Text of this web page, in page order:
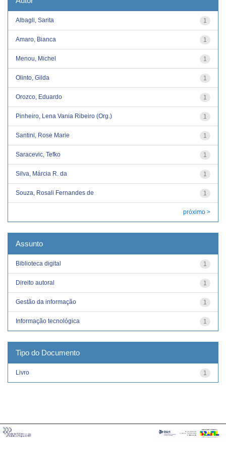
1
Albagli, Sarita
1
Amaro, Bianca
1
Menou, Michel
1
Olinto, Gilda
1
Orozco, Eduardo
1
Pinheiro, Lena Vania Ribeiro (Org.)
1
Santini, Rose Marie
1
Saracevic, Tefko
1
Silva, Márcia R. da
1
Souza, Rosali Fernandes de
próximo >
Assunto
1
Biblioteca digital
1
Direito autoral
1
Gestão da informação
1
Informação tecnológica
Tipo do Documento
1
Livro